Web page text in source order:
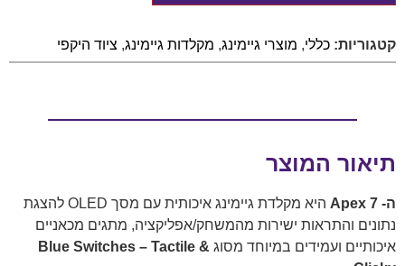
קטגוריות: כללי, מוצרי גיימינג, מקלדות גיימינג, ציוד היקפי
תיאור המוצר
ה- Apex 7
היא מקלדת גיימינג איכותית עם מסך OLED להצגת
נתונים והתראות ישירות מהמשחק/אפליקציה, מתגים מכאניים
איכותיים ועמידים במיוחד מסוג Blue Switches – Tactile &